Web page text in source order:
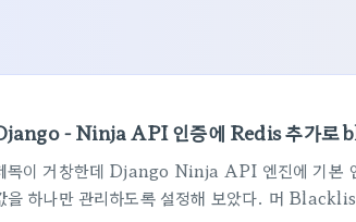
- Ninja API 인증에 Redis 추가로
목이 거창한데 Django Ninja API 엔진에 기본
을 하나만 관리하도록 설정해 보았다. 머